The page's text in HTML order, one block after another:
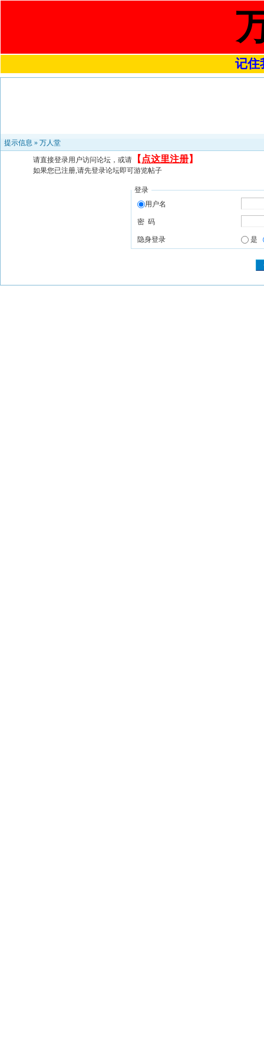
记住
提示信息 » 万人堂
请直接登录用户访问论坛，或请 【 点这里注册】
如果您已注册,请先登录论坛即可游览帖子
登录
用户名
密 码
隐身登录 是